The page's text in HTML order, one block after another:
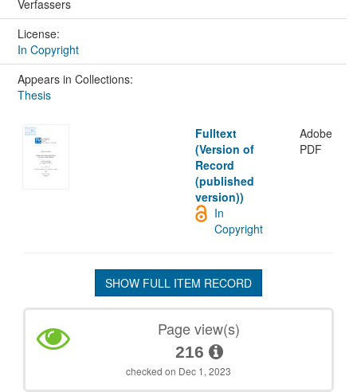
Verfassers
License:
In Copyright
Appears in Collections:
Thesis
Fulltext
(Version of
Record
(published
version))
Adobe
PDF
In
Copyright
SHOW FULL ITEM RECORD
Page view(s)
216
checked on Dec 1, 2023